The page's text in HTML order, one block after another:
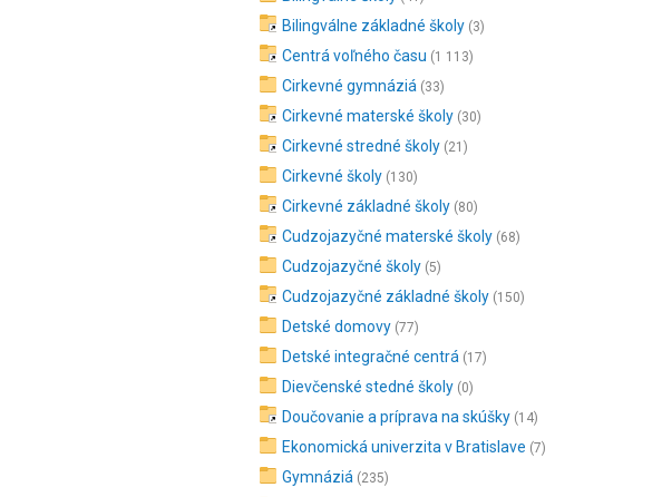
Bilingválne základné školy (3)
Centrá voľného času (1 113)
Cirkevné gymnáziá (33)
Cirkevné materské školy (30)
Cirkevné stredné školy (21)
Cirkevné školy (130)
Cirkevné základné školy (80)
Cudzojazyčné materské školy (68)
Cudzojazyčné školy (5)
Cudzojazyčné základné školy (150)
Detské domovy (77)
Detské integračné centrá (17)
Dievčenské stedné školy (0)
Doučovanie a príprava na skúšky (14)
Ekonomická univerzita v Bratislave (7)
Gymnáziá (235)